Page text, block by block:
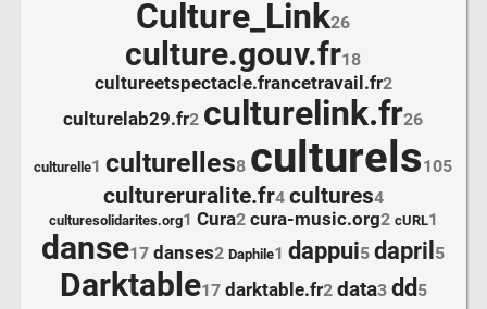
Culture_Link26
culture.gouv.fr18
cultureetspectacle.francetravail.fr2
culturelab29.fr2 culturelink.fr26
culturelle1 culturelles8 culturels105
cultureruralite.fr4 cultures4
culturesolidarites.org1 Cura2 cura-music.org2 cURL1
danse17 danses2 Daphile1 dappui5 dapril5
Darktable17 darktable.fr2 data3 dd5